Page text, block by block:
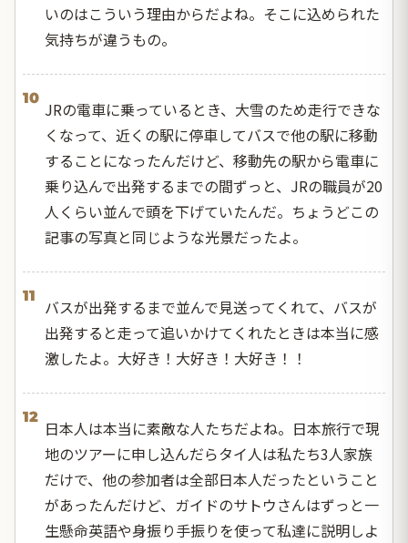
いのはこういう理由からだよね。そこに込められた
気持ちが違うもの。
10
JRの電車に乗っているとき、大雪のため走行できな
くなって、近くの駅に停車してバスで他の駅に移動
することになったんだけど、移動先の駅から電車に
乗り込んで出発するまでの間ずっと、JRの職員が20
人くらい並んで頭を下げていたんだ。ちょうどこの
記事の写真と同じような光景だったよ。
11
バスが出発するまで並んで見送ってくれて、バスが
出発すると走って追いかけてくれたときは本当に感
激したよ。大好き！大好き！大好き！！
12
日本人は本当に素敵な人たちだよね。日本旅行で現
地のツアーに申し込んだらタイ人は私たち3人家族
だけで、他の参加者は全部日本人だったということ
があったんだけど、ガイドのサトウさんはずっと一
生懸命英語や身振り手振りを使って私達に説明しよ